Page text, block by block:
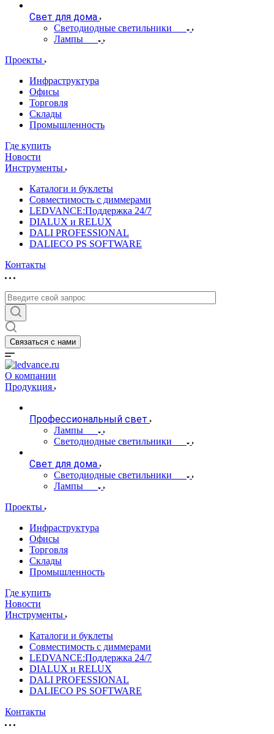
Свет для дома
Светодиодные светильники
Лампы
Проекты
Инфраструктура
Офисы
Торговля
Склады
Промышленность
Где купить
Новости
Инструменты
Каталоги и буклеты
Совместимость с диммерами
LEDVANCE:Поддержка 24/7
DIALUX и RELUX
DALI PROFESSIONAL
DALIECO PS SOFTWARE
Контакты
Связаться с нами
О компании
Продукция
Профессиональный свет
Лампы
Светодиодные светильники
Свет для дома
Светодиодные светильники
Лампы
Проекты
Инфраструктура
Офисы
Торговля
Склады
Промышленность
Где купить
Новости
Инструменты
Каталоги и буклеты
Совместимость с диммерами
LEDVANCE:Поддержка 24/7
DIALUX и RELUX
DALI PROFESSIONAL
DALIECO PS SOFTWARE
Контакты